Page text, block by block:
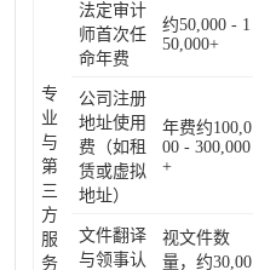
专
业
与
第
三
方
服
务
法定审计
师首次任
命年费
约50,000 - 1
50,000+
公司注册
地址使用
费（如租
赁或虚拟
地址）
年费约100,0
00 - 300,000
+
文件翻译
与领事认
视文件数
量，约30,00